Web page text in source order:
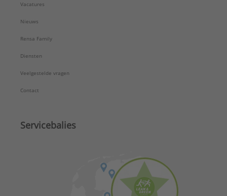
Vacatures
Nieuws
Rensa Family
Diensten
Veelgestelde vragen
Contact
Servicebalies